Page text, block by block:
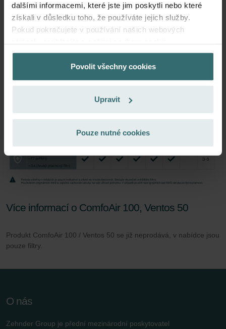
dalšími informacemi, které jste jim poskytli nebo které
získali v důsledku toho, že používáte jejich služby.
Pokud pokračujete v používání našich webových
Datenschutzerklärung der Zehnder Group
Zehnder Group AG: Data Privacy
Zehnder Group Czech Republic s.r.o.: Zásady ochrany
osobních údajů
Zehnder Group İç Mekan İklimlendirme Sanayi ve Ticaret
Zehnder Group Schweiz AG: Datenschutz
danych Zehnder
Zehnder Group UK Limited: Privacy Policy
Povolit všechny cookies
Upravit
Pouze nutné cookies
Předplatné
Více informací o ComfoAir 100, Ventos 50
Produkt ComfoAir 100 / Ventos 50 se již neprodává, v nabídce jsou
pouze filtry.
O nás
Zehnder Group je přední mezinárodní poskytovatel